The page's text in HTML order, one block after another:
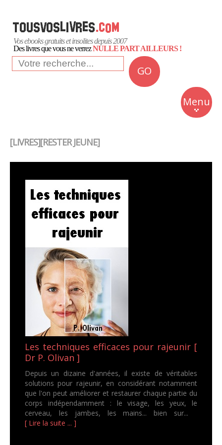
Vos ebooks gratuits et insolites depuis 2007
Des livres que vous ne verrezNULLE PART AILLEURS !
GO
Menu
Insolite
Business
[LIVRES][RESTER JEUNE]
Les techniques efficaces pour rajeunir [
Dr P. Olivan ]
Depuis un dizaine d'années, il existe de véritables
solutions pour rajeunir, en considérant notamment
que l'on peut améliorer et restaurer chaque partie du
corps indépendamment : le visage, les yeux, le
cerveau, les jambes, les mains... bien sur...
[ Lire la suite ... ]